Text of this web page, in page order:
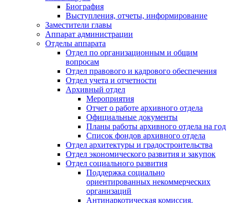
Биография
Выступления, отчеты, информирование
Заместители главы
Аппарат администрации
Отделы аппарата
Отдел по организационным и общим
вопросам
Отдел правового и кадрового обеспечения
Отдел учета и отчетности
Архивный отдел
Мероприятия
Отчет о работе архивного отдела
Официальные документы
Планы работы архивного отдела на год
Список фондов архивного отдела
Отдел архитектуры и градостроительства
Отдел экономического развития и закупок
Отдел социального развития
Поддержка социально
ориентированных некоммерческих
организаций
Антинаркотическая комиссия.